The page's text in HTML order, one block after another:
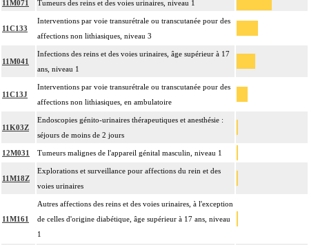
11M071 Tumeurs des reins et des voies urinaires, niveau 1
11C133
Interventions par voie transurétrale ou transcutanée pour des
affections non lithiasiques, niveau 3
11M041
Infections des reins et des voies urinaires, âge supérieur à 17
ans, niveau 1
11C13J
Interventions par voie transurétrale ou transcutanée pour des
affections non lithiasiques, en ambulatoire
11K03Z
Endoscopies génito-urinaires thérapeutiques et anesthésie :
séjours de moins de 2 jours
12M031 Tumeurs malignes de l'appareil génital masculin, niveau 1
11M18Z
Explorations et surveillance pour affections du rein et des
voies urinaires
11M161
Autres affections des reins et des voies urinaires, à l'exception
de celles d'origine diabétique, âge supérieur à 17 ans, niveau
1